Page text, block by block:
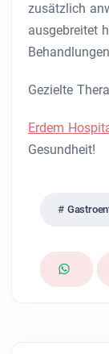
zusätzlich
ausgebreitet
Gezielte
Erdem
Gesundheit!